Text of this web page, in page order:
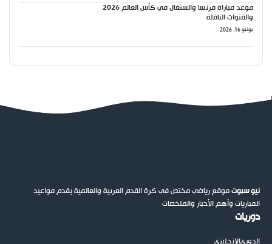
موعد مباراة فرنسا والسنغال في كأس العالم 2026
والقنوات الناقلة
يونيو 16, 2026
نيو سبوتموقع رياضي مختص في كرة القدم العربية والعالمية يقدم مواعيد
المباريات وأهم الأخبار والملخصات
دوريات